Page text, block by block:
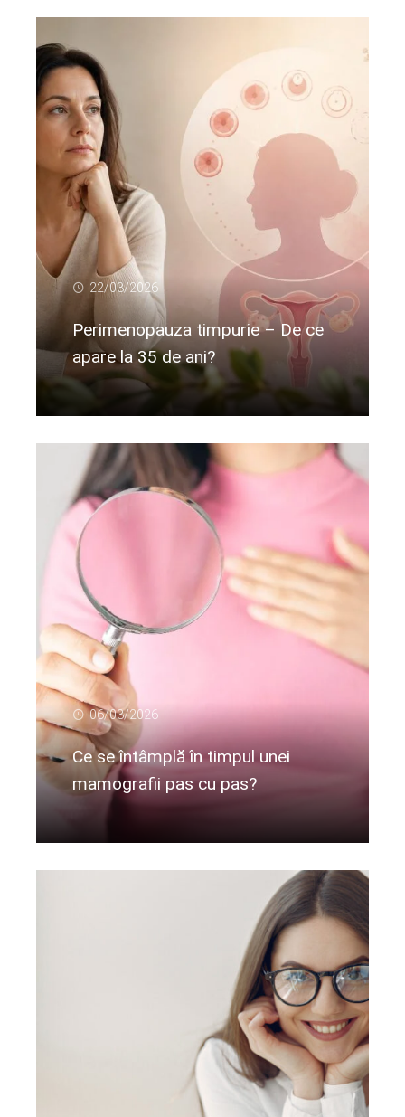
22/03/2026
Perimenopauza timpurie – De ce
apare la 35 de ani?
Citeste mai departe...
06/03/2026
Ce se întâmplă în timpul unei
mamografii pas cu pas?
Citeste mai departe...